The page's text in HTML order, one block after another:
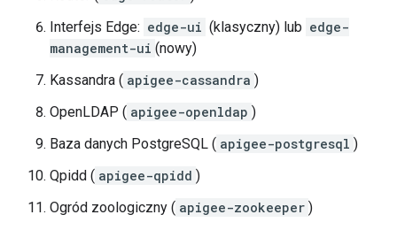
Interfejs Edge: edge-ui (klasyczny) lub edge-
management-ui (nowy)
Kassandra ( apigee-cassandra )
OpenLDAP ( apigee-openldap )
Baza danych PostgreSQL ( apigee-postgresql )
Qpidd ( apigee-qpidd )
Ogród zoologiczny ( apigee-zookeeper )